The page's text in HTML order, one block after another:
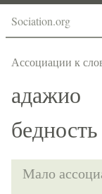
Sociation.org
Ассоциации к
адажио
бедность
Мало